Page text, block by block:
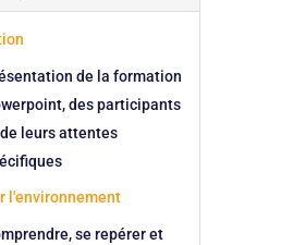
de la formation
des participants
leurs attentes
l'environnement
se repérer et